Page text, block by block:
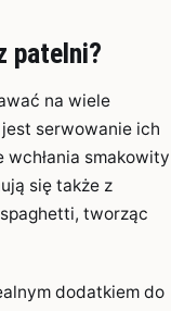
patelni?
na wiele
serwowanie ich
smakowity
się także z
tworząc
dodatkiem do